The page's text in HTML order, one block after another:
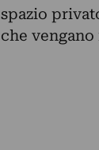
spazio
che